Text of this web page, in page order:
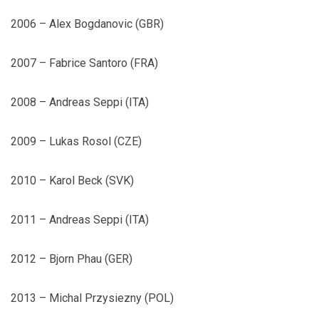
2006 – Alex Bogdanovic (GBR)
2007 – Fabrice Santoro (FRA)
2008 – Andreas Seppi (ITA)
2009 – Lukas Rosol (CZE)
2010 – Karol Beck (SVK)
2011 – Andreas Seppi (ITA)
2012 – Bjorn Phau (GER)
2013 – Michal Przysiezny (POL)